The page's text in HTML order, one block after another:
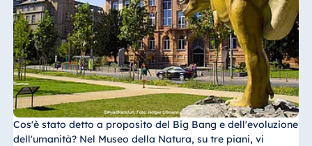
Cos'è stato detto a proposito del Big Bang e dell'evoluzione
dell'umanità? Nel Museo della Natura, su tre piani, vi